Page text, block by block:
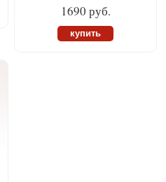
1690 руб.
купить